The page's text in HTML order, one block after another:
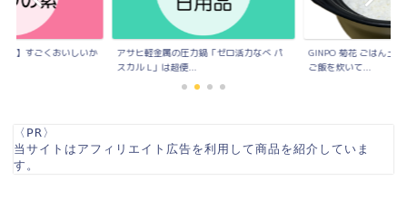
素】すごくおいしいか
アサヒ軽金属の圧力鍋「ゼロ活力なべ パ
スカル L」は超便...
GINPO 菊花 ごはん土
ご飯を炊いて...
〈PR〉
当サイトはアフィリエイト広告を利用して商品を紹介していま
す。